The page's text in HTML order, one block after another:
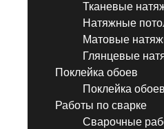
Тканевые
Натяжные
Матовые
Глянцевые
Поклейка обоев
Поклейка
Работы по сварке
Сварочные